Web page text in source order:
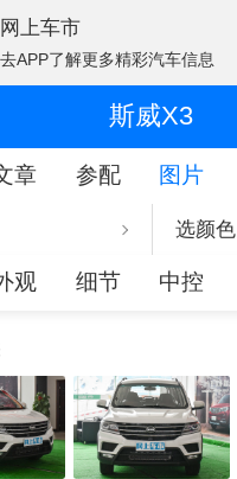
网上车市
去APP了解更多精彩汽车信息
斯威X3
章 参配 图片
选颜色
观 细节 中控